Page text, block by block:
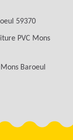
59370
PVC Mons
Baroeul